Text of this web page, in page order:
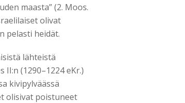
maasta” (2. Moos.
olivat
pelasti heidät.
lähteistä
II:n (1290–1224 eKr.)
kivipylväässä
olisivat poistuneet